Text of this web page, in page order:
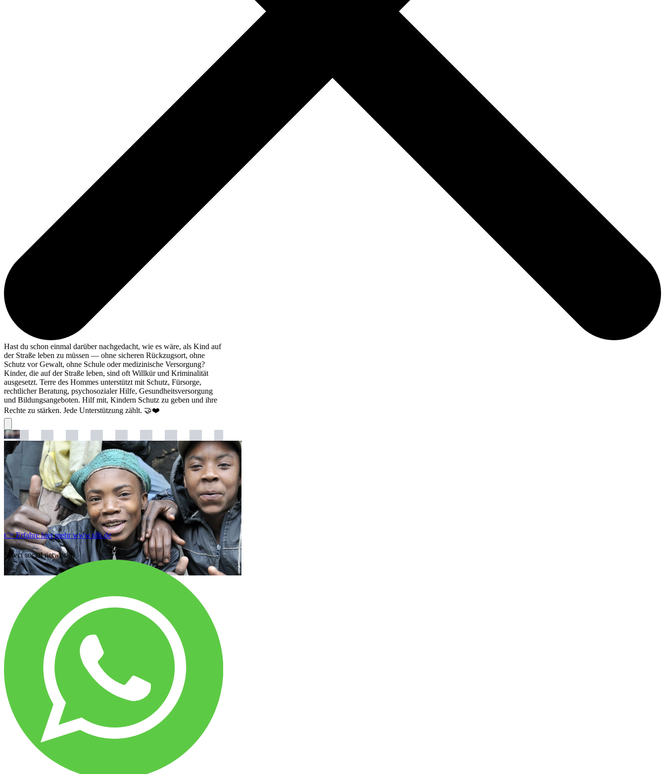
Hast du schon einmal darüber nachgedacht, wie es wäre, als Kind auf
der Straße leben zu müssen — ohne sicheren Rückzugsort, ohne
Schutz vor Gewalt, ohne Schule oder medizinische Versorgung?
Kinder, die auf der Straße leben, sind oft Willkür und Kriminalität
ausgesetzt. Terre des Hommes unterstützt mit Schutz, Fürsorge,
rechtlicher Beratung, psychosozialer Hilfe, Gesundheitsversorgung
und Bildungsangeboten. Hilf mit, Kindern Schutz zu geben und ihre
Rechte zu stärken. Jede Unterstützung zählt. 🤝❤️
👉 Erfahre hier mehr www.tdh.de
Select social network: